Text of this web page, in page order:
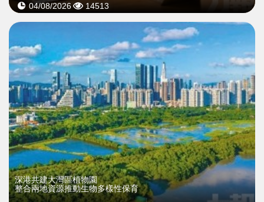
04/08/2026 14513
深港共建大灣區植物園
整合兩地資源推動生物多樣性保育